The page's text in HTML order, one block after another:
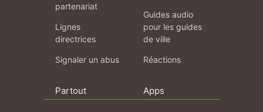
partenariat
Lignes
directrices
Signaler un abus
Guides audio
pour les guides
de ville
Réactions
Partout Apps